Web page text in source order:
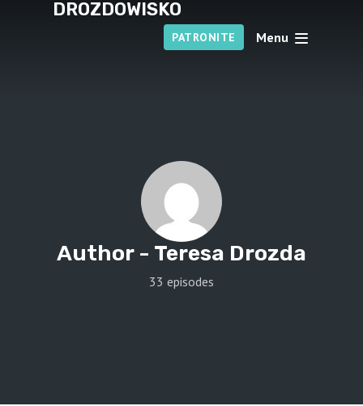
DROZDOWISKO
PATRONITE Menu
Author - Teresa Drozda
33 episodes